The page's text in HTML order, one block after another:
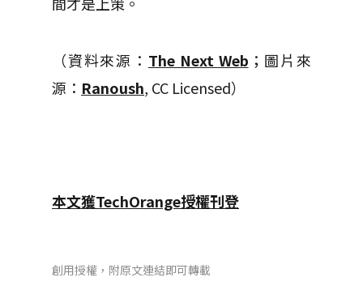
（資料來源： The Next Web ；圖片來
源： Ranoush, CC Licensed）
本文獲TechOrange授權刊登
創用授權，附原文連結即可轉載